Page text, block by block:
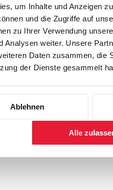
um Inhalte und Anzeigen
und die Zugriffe auf
zu Ihrer Verwendung
Analysen weiter. Unsere
Daten zusammen, die
der Dienste gesammelt
Ablehnen
Alle